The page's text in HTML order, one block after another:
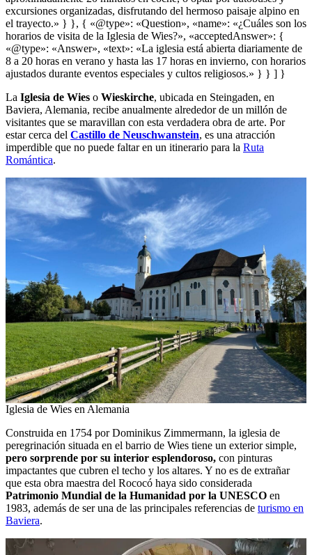
excursiones organizadas, disfrutando del hermoso paisaje alpino en
el trayecto.» } }, { «@type»: «Question», «name»: «¿Cuáles son los
horarios de visita de la Iglesia de Wies?», «acceptedAnswer»: {
«@type»: «Answer», «text»: «La iglesia está abierta diariamente de
8 a 20 horas en verano y hasta las 17 horas en invierno, con horarios
ajustados durante eventos especiales y cultos religiosos.» } } ] }
La Iglesia de Wies o Wieskirche, ubicada en Steingaden, en
Baviera, Alemania, recibe anualmente alrededor de un millón de
visitantes que se maravillan con esta verdadera obra de arte. Por
estar cerca del Castillo de Neuschwanstein, es una atracción
imperdible que no puede faltar en un itinerario para la Ruta
Romántica.
Iglesia de Wies en Alemania
Construida en 1754 por Dominikus Zimmermann, la iglesia de
peregrinación situada en el barrio de Wies tiene un exterior simple,
pero sorprende por su interior esplendoroso, con pinturas
impactantes que cubren el techo y los altares. Y no es de extrañar
que esta obra maestra del Rococó haya sido considerada
Patrimonio Mundial de la Humanidad por la UNESCO en
1983, además de ser una de las principales referencias de turismo en
Baviera.